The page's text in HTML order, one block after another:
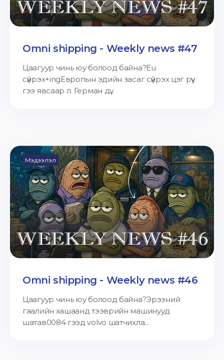
Omni shipping - Weekly news #47
Цаагуур чинь юу болоод байна?Eu
сүйрэх+ingЕвропын эдийн засаг сүйрэх цэг рүү
гээ явсаар л. Герман дү...
Мэдээлэл
Omni shipping - Weekly news #46
Цаагуур чинь юу болоод байна?Эрээний
гаалийн хашаанд тээврийн машинууд
шатав0084 гээд volvo шатчихла...